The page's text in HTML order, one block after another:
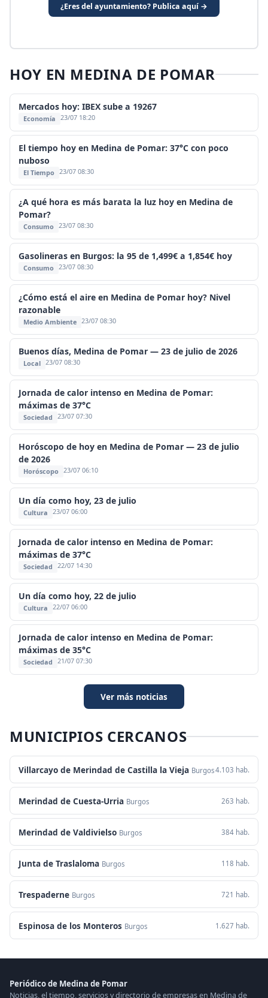
¿Eres del ayuntamiento? Publica aquí →
HOY EN MEDINA DE POMAR
Mercados hoy: IBEX sube a 19267
Economía 23/07 18:20
El tiempo hoy en Medina de Pomar: 37°C con poco
nuboso
El Tiempo 23/07 08:30
¿A qué hora es más barata la luz hoy en Medina de
Pomar?
Consumo 23/07 08:30
Gasolineras en Burgos: la 95 de 1,499€ a 1,854€ hoy
Consumo 23/07 08:30
¿Cómo está el aire en Medina de Pomar hoy? Nivel
razonable
Medio Ambiente 23/07 08:30
Buenos días, Medina de Pomar — 23 de julio de 2026
Local 23/07 08:30
Jornada de calor intenso en Medina de Pomar:
máximas de 37°C
Sociedad 23/07 07:30
Horóscopo de hoy en Medina de Pomar — 23 de julio
de 2026
Horóscopo 23/07 06:10
Un día como hoy, 23 de julio
Cultura 23/07 06:00
Jornada de calor intenso en Medina de Pomar:
máximas de 37°C
Sociedad 22/07 14:30
Un día como hoy, 22 de julio
Cultura 22/07 06:00
Jornada de calor intenso en Medina de Pomar:
máximas de 35°C
Sociedad 21/07 07:30
Ver más noticias
MUNICIPIOS CERCANOS
Villarcayo de Merindad de Castilla la Vieja Burgos4.103 hab.
Merindad de Cuesta-Urria Burgos 263 hab.
Merindad de Valdivielso Burgos 384 hab.
Junta de Traslaloma Burgos 118 hab.
Trespaderne Burgos 721 hab.
Espinosa de los Monteros Burgos 1.627 hab.
Periódico de Medina de Pomar
Noticias, el tiempo, servicios y directorio de empresas en Medina de